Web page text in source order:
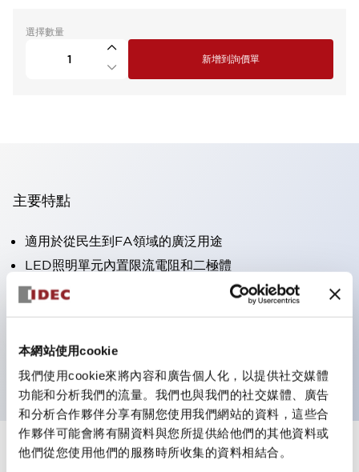
本網站使用cookie
我們使用cookie來將內容和廣告個人化，以提供社交媒體
功能和分析我們的流量。我們也與我們的社交媒體、廣告
和分析合作夥伴分享有關您使用我們網站的資料，這些合
作夥伴可能會將有關資料與您所提供給他們的其他資料或
他們從您使用他們的服務時所收集的資料相結合。
選擇數量
新增到詢價單
主要特點
適用於從民生到FA領域的廣泛用途
LED照明單元內置限流電阻和二極體
防護結構具備IP40和IP65等級。（IEC 60529）
獲得UL・CSA認證。符合EN（歐洲）標準。 獲得CCC
可使用專用配件輕鬆更換為Φ22閃光輪廓
規格